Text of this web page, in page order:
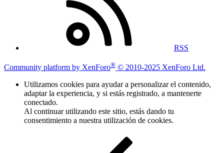
RSS
Community platform by XenForo® © 2010-2025 XenForo Ltd.
Utilizamos cookies para ayudar a personalizar el contenido,
adaptar la experiencia, y si estás registrado, a mantenerte
conectado.
Al continuar utilizando este sitio, estás dando tu
consentimiento a nuestra utilización de cookies.